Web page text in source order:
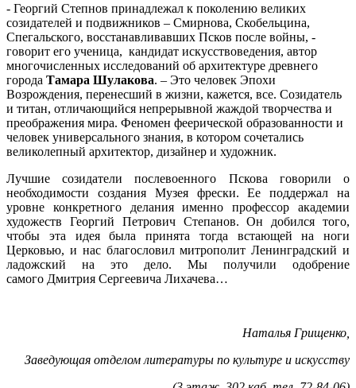
- Георгий Степнов принадлежал к поколению великих
созидателей и подвижников – Смирнова, Скобельцина,
Спегальского, восстанавливавших Псков после войны, -
говорит его ученица, кандидат искусствоведения, автор
многочисленных исследований об архитектуре древнего
города Тамара Шулакова. – Это человек Эпохи
Возрождения, перенесший в жизни, кажется, все. Созидатель
и титан, отличающийся непрерывной жаждой творчества и
преображения мира. Феномен феерической образованности и
человек универсального знания, в котором сочетались
великолепный архитектор, дизайнер и художник.
Лучшие созидатели послевоенного Пскова говорили о
необходимости создания Музея фрески. Ее поддержал на
уровне конкретного делания именно профессор академии
художеств Георгий Петрович Степанов. Он добился того,
чтобы эта идея была принята тогда встающей на ноги
Церковью, и нас благословил митрополит Ленинградский и
ладожский на это дело. Мы получили одобрение
самого Дмитрия Сергеевича Лихачева…
Наталья Грищенко,
Заведующая отделом литературы по культуре и искусству